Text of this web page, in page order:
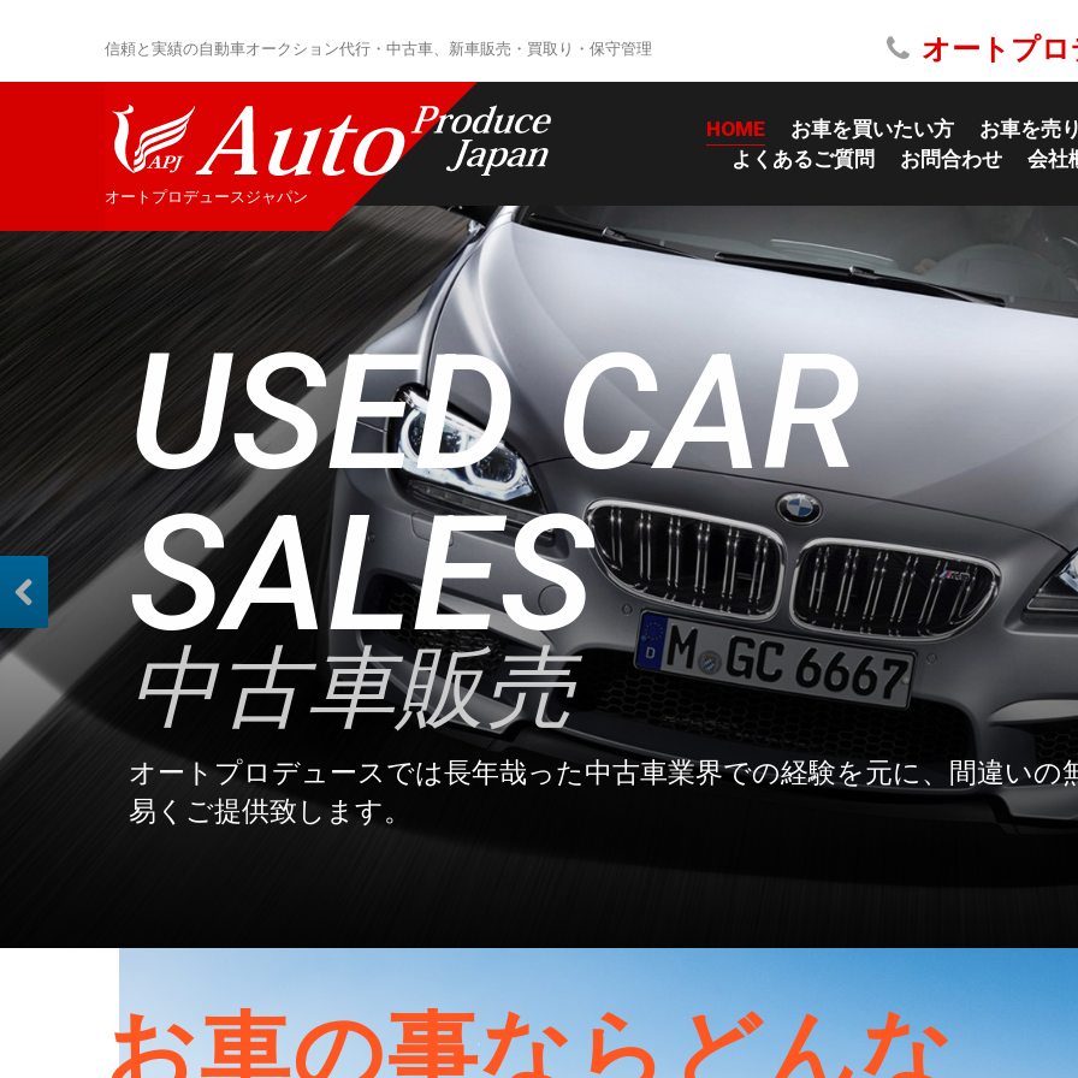
信頼と実績の自動車オークション代行・中古車、新車販売・買取り・保守管理 オートプ
オートプロデュースジャパン
HOME お車を買いたい方
お車を売
よくあるご質問
お問合わせ 会社
2/2
お車の事ならどんな